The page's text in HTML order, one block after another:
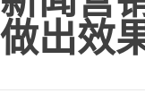
做出效